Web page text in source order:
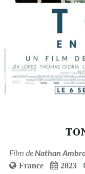
Film de Nathan
France 2023